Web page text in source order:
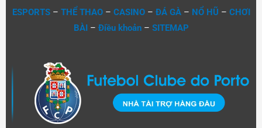
ESPORTS– THỂ THAO– CASINO– ĐÁ GÀ– NỔ HŨ – CHƠI
BÀI– Điều khoản– SITEMAP